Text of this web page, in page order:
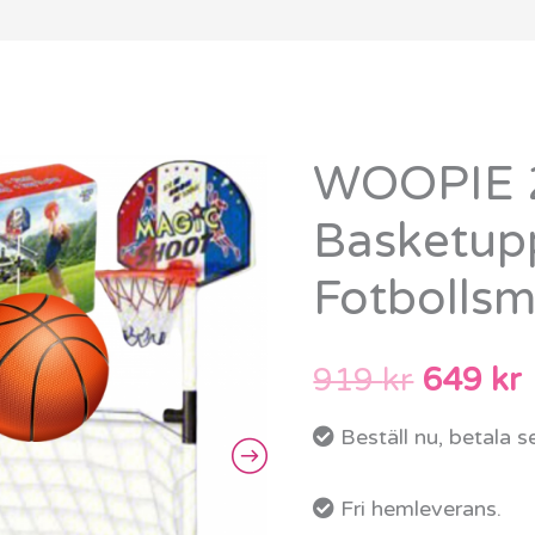
WOOPIE
919kr
Det
priset
var:
919 kr.
649 kr
Beställ nu, betala
Fri hemleverans.
WOOPIE
1
Fotbollsmål
Bollar